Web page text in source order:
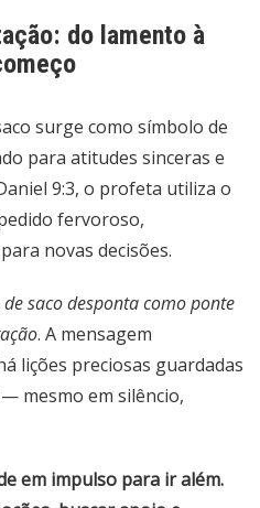
do lamento à
surge como símbolo de
para atitudes sinceras e
9:3, o profeta utiliza o
fervoroso,
novas decisões.
saco desponta como ponte
. A mensagem
lições preciosas guardadas
mesmo em silêncio,
em impulso para ir além.